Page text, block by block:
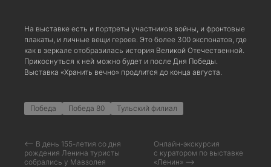
На выставке есть и портреты участников войны, и фронтовые
плакаты, и личные вещи героев. Это более 300 экспонатов, где
как в зеркале отобразилась история Великой Отечественной.
Прикоснуться к ней можно будет и после Дня Победы.
Выставка «Хранить вечно» продлится до конца августа.
Победа Победа 80 Тульский филиал
⟵ В день 155-летия со дня
рождения Ленина туристы
собрались у Мавзолея
Онлайн-экскурсия
с куратором по выставке
«Ленин» ⟶